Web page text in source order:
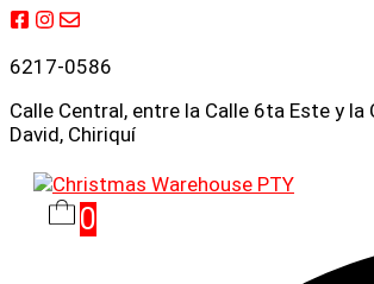
Saltar
contenido
6217-0586
Calle Central, entre la Calle 6ta Este y la
David, Chiriquí
0